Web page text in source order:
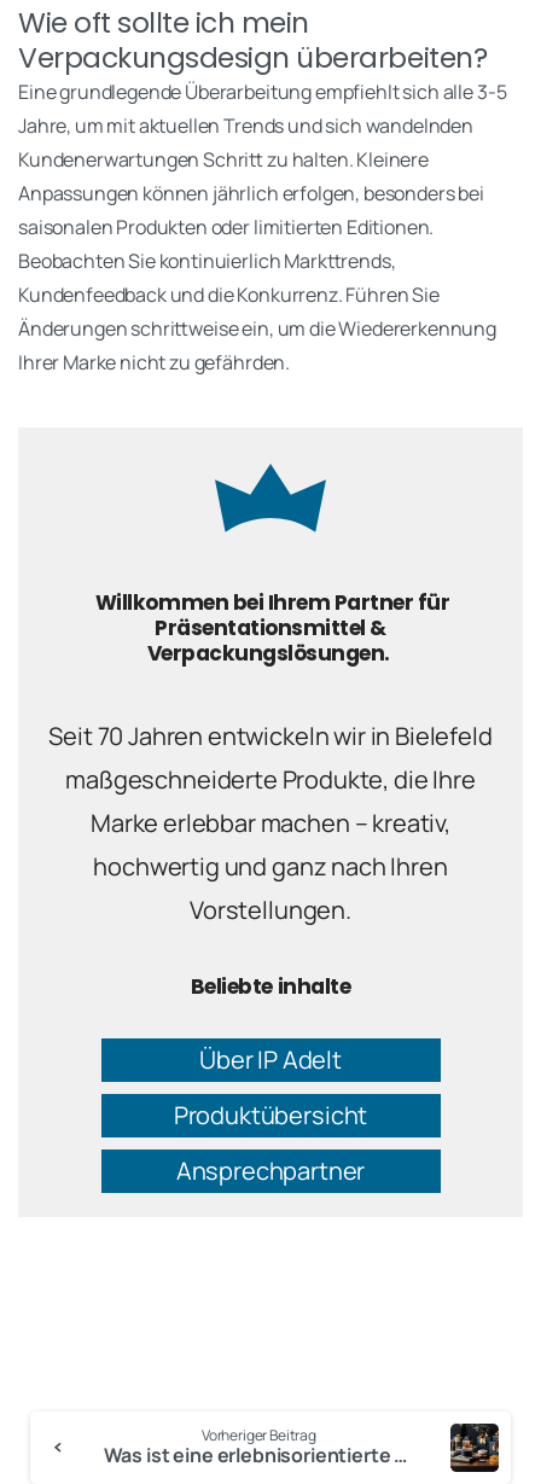
Wie oft sollte ich mein
Verpackungsdesign überarbeiten?
Eine grundlegende Überarbeitung empfiehlt sich alle 3-5
Jahre, um mit aktuellen Trends und sich wandelnden
Kundenerwartungen Schritt zu halten. Kleinere
Anpassungen können jährlich erfolgen, besonders bei
saisonalen Produkten oder limitierten Editionen.
Beobachten Sie kontinuierlich Markttrends,
Kundenfeedback und die Konkurrenz. Führen Sie
Änderungen schrittweise ein, um die Wiedererkennung
Ihrer Marke nicht zu gefährden.
Willkommen bei Ihrem Partner für
Präsentationsmittel &
Verpackungslösungen.
Seit 70 Jahren entwickeln wir in Bielefeld
maßgeschneiderte Produkte, die Ihre
Marke erlebbar machen – kreativ,
hochwertig und ganz nach Ihren
Vorstellungen.
Beliebte inhalte
Über IP Adelt
Produktübersicht
Ansprechpartner
Vorheriger Beitrag
Was ist eine erlebnisorientierte Warenpräsentation?
Anmelden